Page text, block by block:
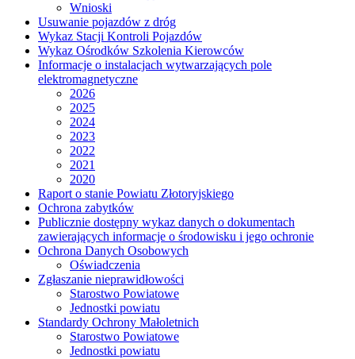
Wnioski
Usuwanie pojazdów z dróg
Wykaz Stacji Kontroli Pojazdów
Wykaz Ośrodków Szkolenia Kierowców
Informacje o instalacjach wytwarzających pole
elektromagnetyczne
2026
2025
2024
2023
2022
2021
2020
Raport o stanie Powiatu Złotoryjskiego
Ochrona zabytków
Publicznie dostępny wykaz danych o dokumentach
zawierających informacje o środowisku i jego ochronie
Ochrona Danych Osobowych
Oświadczenia
Zgłaszanie nieprawidłowości
Starostwo Powiatowe
Jednostki powiatu
Standardy Ochrony Małoletnich
Starostwo Powiatowe
Jednostki powiatu